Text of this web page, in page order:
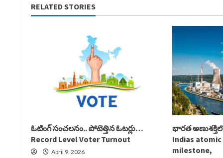
RELATED STORIES
ఓటింగ్ సంచలనం.. పోటెత్తిన ఓటర్లు…
Record Level Voter Turnout
April 9, 2026
భారత
Indias
milestone,